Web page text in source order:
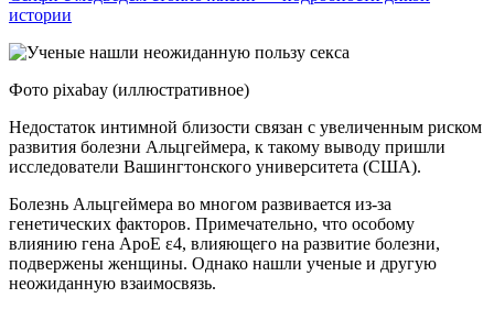
истории
Фото pixabay (иллюстративное)
Недостаток интимной близости связан с увеличенным риском
развития болезни Альцгеймера, к такому выводу пришли
исследователи Вашингтонского университета (США).
Болезнь Альцгеймера во многом развивается из-за
генетических факторов. Примечательно, что особому
влиянию гена ApoE ε4, влияющего на развитие болезни,
подвержены женщины. Однако нашли ученые и другую
неожиданную взаимосвязь.